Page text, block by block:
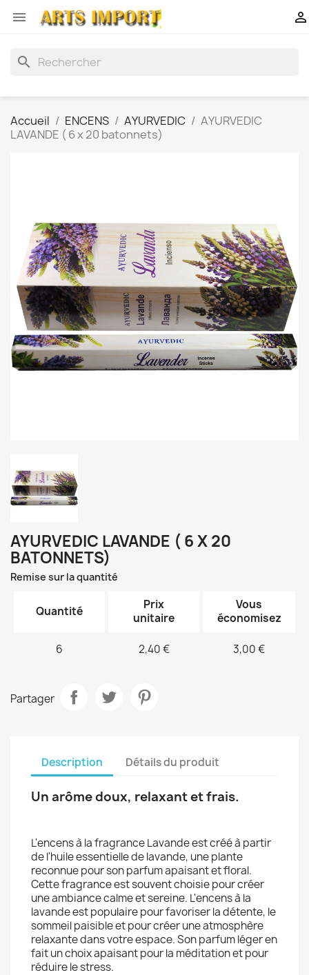
 
search
Accueil ENCENS AYURVEDIC
AYURVEDIC
LAVANDE ( 6 x 20 batonnets)
AYURVEDIC LAVANDE ( 6 X 20
BATONNETS)
Remise sur la quantité
Quantité
Prix
unitaire
Vous
économisez
6 2,40 € 3,00 €
Partager
Description Détails du produit
Un arôme doux, relaxant et frais.
L'encens à la fragrance Lavande est créé à partir
de l'huile essentielle de lavande, une plante
reconnue pour son parfum apaisant et floral.
Cette fragrance est souvent choisie pour créer
une ambiance calme et sereine. L'encens à la
lavande est populaire pour favoriser la détente, le
sommeil paisible et pour créer une atmosphère
relaxante dans votre espace. Son parfum léger en
fait un choix apaisant pour la méditation et pour
réduire le stress.